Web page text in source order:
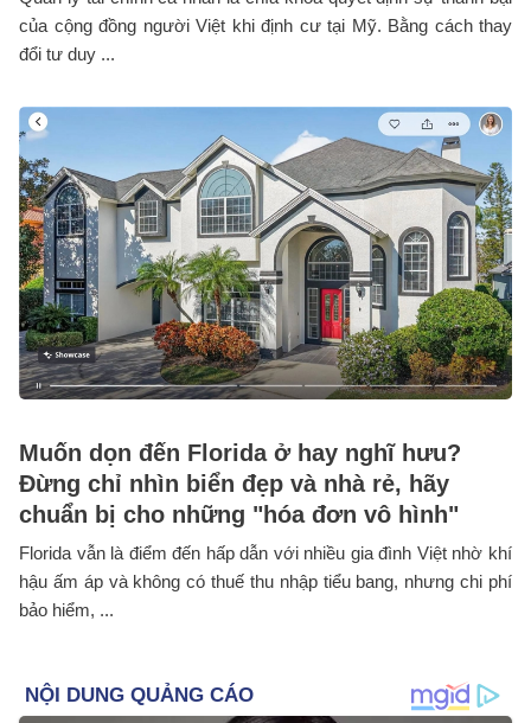
của cộng đồng người Việt khi định cư tại Mỹ. Bằng cách thay
đổi tư duy ...
Muốn dọn đến Florida ở hay nghĩ hưu?
Đừng chỉ nhìn biển đẹp và nhà rẻ, hãy
chuẩn bị cho những "hóa đơn vô hình"
Florida vẫn là điểm đến hấp dẫn với nhiều gia đình Việt nhờ khí
hậu ấm áp và không có thuế thu nhập tiểu bang, nhưng chi phí
bảo hiểm, ...